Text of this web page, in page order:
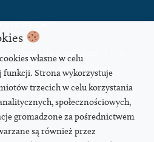
powszednie w godzinach 11-15,
SMS, gdybym nie odbierała)
własne w celu
funkcji. Strona wykorzystuje
trzecich w celu korzystania
społecznościowych,
gromadzone za pośrednictwem
są również przez